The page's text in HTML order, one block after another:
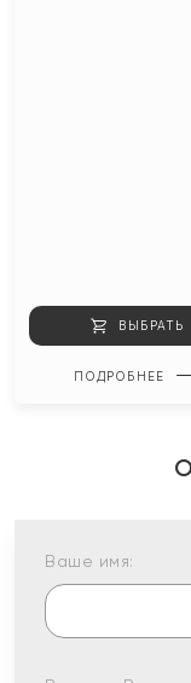
ВЫБРАТЬ
ПОДРОБНЕЕ
Ваше имя: